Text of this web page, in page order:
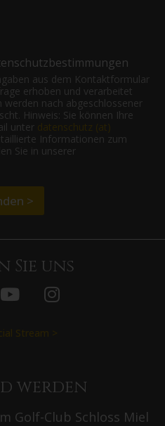
aus dem Kontaktformular
erhoben und verarbeitet
nach abgeschlossener
Hinweis: Sie können Ihre
unter datenschutz (at)
Informationen zum
Sie in unserer
>
Sie uns
Stream >
werden
Golf-Club Schloss Miel